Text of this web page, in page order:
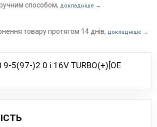
способом, докладніше →
товару протягом 14 днів, докладніше →
9-5(97-)2.0 i 16V TURBO(+)[OE